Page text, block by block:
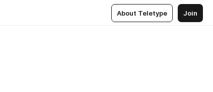
About Teletype Join